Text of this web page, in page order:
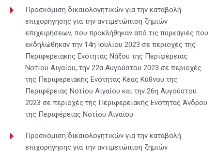
Προσκόμιση δικαιολογητικών για την καταβολή
επιχορήγησης για την αντιμετώπιση ζημιών
επιχειρήσεων, που προκλήθηκαν από τις πυρκαγιές που
εκδηλώθηκαν την 14η Ιουλίου 2023 σε περιοχές της
Περιφερειακής Ενότητας Νάξου της Περιφέρειας
Νοτίου Αιγαίου, την 22α Αυγούστου 2023 σε περιοχές
της Περιφερειακής Ενότητας Κέας Κύθνου της
Περιφέρειας Νοτίου Αιγαίου και την 26η Αυγούστου
2023 σε περιοχές της Περιφερειακής Ενότητας Άνδρου
της Περιφέρειας Νοτίου Αιγαίου
Προσκόμιση δικαιολογητικών για την καταβολή
επιχορήγησης για την αντιμετώπιση ζημιών